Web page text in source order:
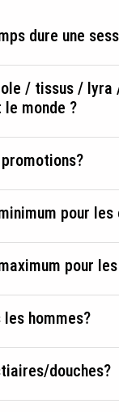
dure une
/ tissus / lyra
monde ?
pour les
pour
hommes?
douches?